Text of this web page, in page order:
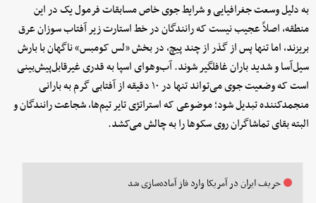
به دلیل وسعت جغرافیایی و شرایط جوی خاص مسابقات فرمول یک در این
منطقه، اصلاً عجیب نیست که رانندگان در خط استارت زیر آفتاب سوزان عرق
بریزند، اما تنها پس از گذر از چند پیچ، در بخش «لس کومبس» ناگهان با بارش
سیل‌آسا و شدید باران غافلگیر شوند. آب‌وهوای اسپا به قدری غیرقابل‌پیش‌بینی
است که وضعیت جوی می‌تواند تنها در ۱۰ دقیقه از آفتابی گرم به بارانی
منجمدکننده تبدیل شود؛ موضوعی که استراتژی تایر تیم‌ها، شجاعت رانندگان و
البته بقای تماشاگران روی سکوها را به چالش می‌کشد.
حریف ایران در آمریکا وارد فاز آماده‌سازی شد